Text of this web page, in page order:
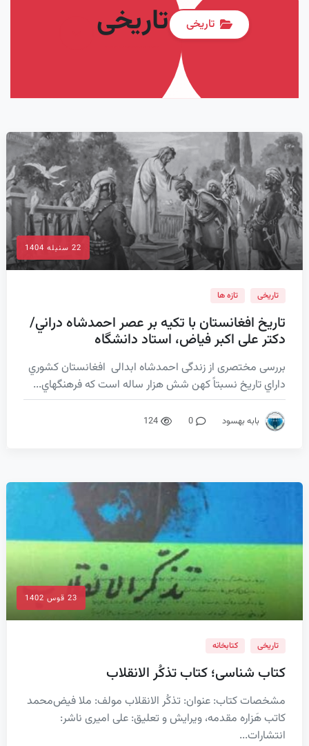
تاریخی تاریخی
22 سنبله 1404
تاریخی تازه ها
تاريخ افغانستان با تكيه بر عصر احمدشاه دراني/
دکتر علی اکبر فیاض، استاد دانشگاه
بررسی مختصری از زندگی احمدشاه ابدالی افغانستان كشوري
داراي تاريخ نسبتاً كهن شش هزار ساله است كه فرهنگ‎هاي...
بابه بهسود 0
124
23 قوس 1402
تاریخی کتابخانه
کتاب شناسی؛ کتاب تذکُر الانقلاب
مشخصات کتاب: عنوان: تذکُر الانقلاب مولف: ملا فیض‌محمد
کاتب هَزاره مقدمه، ویرایش و تعلیق: علی امیری ناشر:
انتشارات...